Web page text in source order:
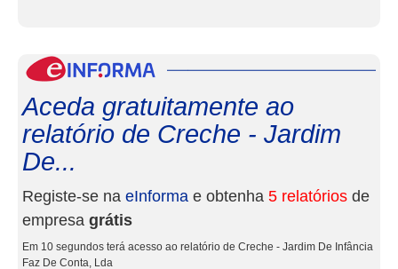
Aceda gratuitamente ao
relatório de Creche - Jardim
De...
Registe-se na eInforma e obtenha 5 relatórios de
empresa grátis
Em 10 segundos terá acesso ao relatório de Creche - Jardim De Infância
Faz De Conta, Lda